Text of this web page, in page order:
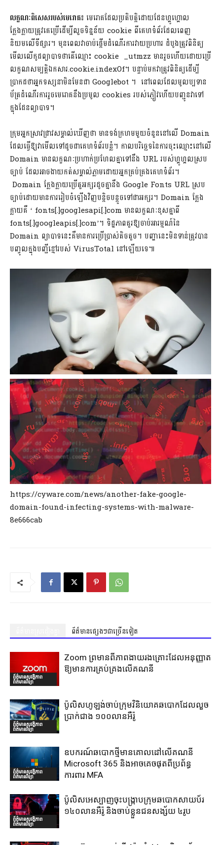
លក្ខណៈពិសេសរបស់មេរោគ​៖ មេរោគដែលប្រតិបត្តិដោយដែនហ្គូហ្គោល
ក្លែងក្លាយត្រូវគេប្រើដើម្បីលួចទិន្នន័យ cookie ពីគេហទំព័រដែលពេញ
និយមលើទីផ្សារ។ មុនពេលវាចាប់ផ្តើមដំណើរការវាយប្រហារ ដំបូងត្រូវពិនិត្យ
មើលលើកូដព្យាបាទថាតើឈ្មោះ cookie _utmzz មានរួចហើយដោយប្រើ
លក្ខណសម្បត្តិឯកសារ.cookie.indexOf។ បន្ទាប់មកវាត្រូវពិនិត្យដើម្បី
ប្រាកដថាអ្នកទស្សនាមិនមែនជា Googlebot ។ នៅពេលដែលមូលប្បទាន
ប័ត្រដំណើរការរួចមេរោគនឹងប្រមូល cookies របស់ភ្ញៀវហើយបញ្ជូនវាទៅ
ក្នុងដែនព្យាបាទ។
ក្រុមអ្នកស្រាវជ្រាវសម្គាល់ឃើញថា មានទង់ក្រហមមួយចំនួននៅលើ Domain
ដែលធ្វើឱ្យវាមើលទៅដូចជាគេហទំព័របន្លំ។ កាលបរិច្ឆេទនៃការចុះឈ្មោះនៅលើ
Domain មានលក្ខណៈប្រហាក់ប្រហែលគ្នាទៅនឹង URL របស់ហ្គូហ្គលស្រប
ច្បាប់ ដែលអាចងាយកត់សម្គាល់ភ្លាមដោយអ្នកគ្រប់គ្រងគេហទំព័រ។
Domain ក្លែងក្លាយប្រើតួអក្សរដូចគ្នានឹង Google Fonts URL ស្រប
ច្បាប់ដោយមានការរៀបចំឡើងវិញបន្តិចបន្តួចទៅជាអក្សរ។ Domain ក្លែង
ក្លាយគឺ ‘ fonts[.]googlesapi[.]com មានលក្ខណៈខុសគ្នាពី
fonts[.]googleapis[.]com’។ ទិដ្ឋភាពគួរឱ្យចាប់អារម្មណ៍នៃ
Domain ព្យាបាទនេះគឺមានការប្រើប្រាស់តិចតួច។ បញ្ហានេះមិនទាន់ត្រូវបាន
បញ្ចូលក្នុងបញ្ជីខ្មៅរបស់ VirusTotal នៅឡើយទេ៕
https://cyware.com/news/another-fake-google-
domain-found-infecting-systems-with-malware-
8e666cab
ព័ត៌មានផ្សេងៗជាច្រើនទៀត
ព័ត៌មានសុវត្ថិភាព
ព័ត៌មានវិទ្យា
Zoom ព្រមានពីភាពងាយរងគ្រោះដែលអនុញ្ញាត
ឱ្យមានការគ្រប់គ្រងលើគណនី
ព័ត៌មានសុវត្ថិភាព
ព័ត៌មានវិទ្យា
ប៉ូលិសហូឡង់ចាប់ក្រុមវិនិយោគឆបោកដែលលួច
ប្រាក់ជាង ១០០លានអឺរ៉ូ
ព័ត៌មានសុវត្ថិភាព
ព័ត៌មានវិទ្យា
ឧបករណ៍ឆបោកថ្មីមានគោលដៅលើគណនី
Microsoft 365 និងអាចគេចផុតពីប្រព័ន្ធ
ការពារ MFA
ព័ត៌មានសុវត្ថិភាព
ព័ត៌មានវិទ្យា
ប៉ូលិសអេស្បាញចុះបង្រ្កាបក្រុមឆបោកសាយប័រ
១៤០លានអឺរ៉ូ និងចាប់ខ្លួនជនសង្ស័យ ៤រូប